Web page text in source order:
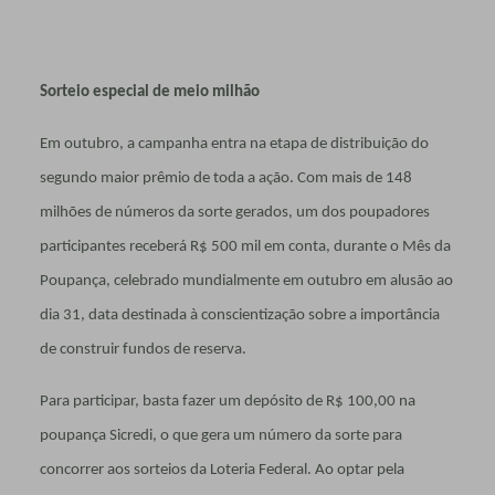
Sorteio especial de meio milhão
Em outubro, a campanha entra na etapa de distribuição do
segundo maior prêmio de toda a ação. Com mais de 148
milhões de números da sorte gerados, um dos poupadores
participantes receberá R$ 500 mil em conta, durante o Mês da
Poupança, celebrado mundialmente em outubro em alusão ao
dia 31, data destinada à conscientização sobre a importância
de construir fundos de reserva.
Para participar, basta fazer um depósito de R$ 100,00 na
poupança Sicredi, o que gera um número da sorte para
concorrer aos sorteios da Loteria Federal. Ao optar pela